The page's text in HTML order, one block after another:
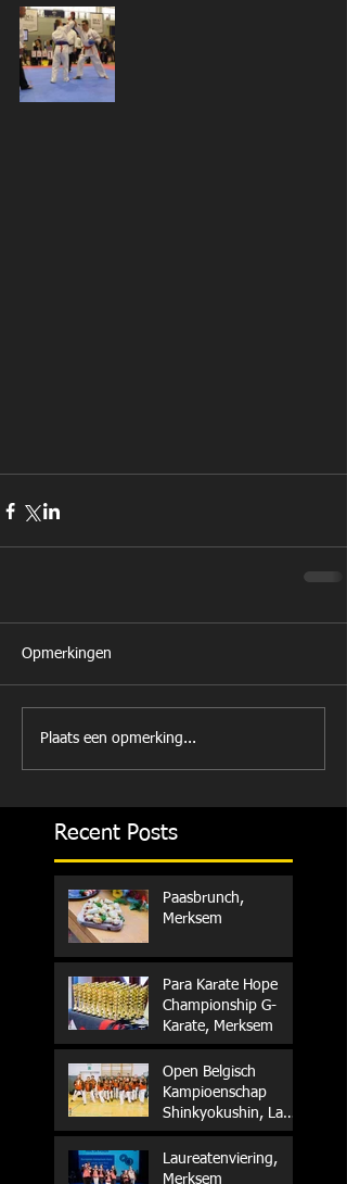
Opmerkingen
Plaats een opmerking...
Recent Posts
Paasbrunch,
Merksem
Para Karate Hope
Championship G-
Karate, Merksem
Open Belgisch
Kampioenschap
Shinkyokushin, La
Louvière
Laureatenviering,
Merksem